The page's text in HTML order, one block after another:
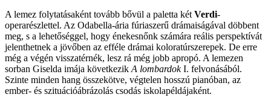
A lemez folytatásaként tovább bővül a paletta kétVerdi-
operarészlettel. Az Odabella-ária fúriaszerű drámaiságával döbbent
meg, s a lehetőséggel, hogy énekesnőnk számára reális perspektívát
jelenthetnek a jövőben az efféle drámai koloratúrszerepek. De erre
még a végén visszatérnék, lesz rá még jobb apropó. A lemezen
sorban Giselda imája következikA lombardokI. felvonásából.
Szinte minden hang összekötve, végtelen hosszú pianóban, az
ember- és szituációábrázolás csodás iskolapéldájaként.